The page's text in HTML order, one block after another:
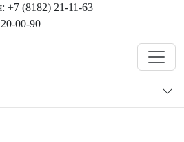
+7 (8182) 21-11-63
00-90